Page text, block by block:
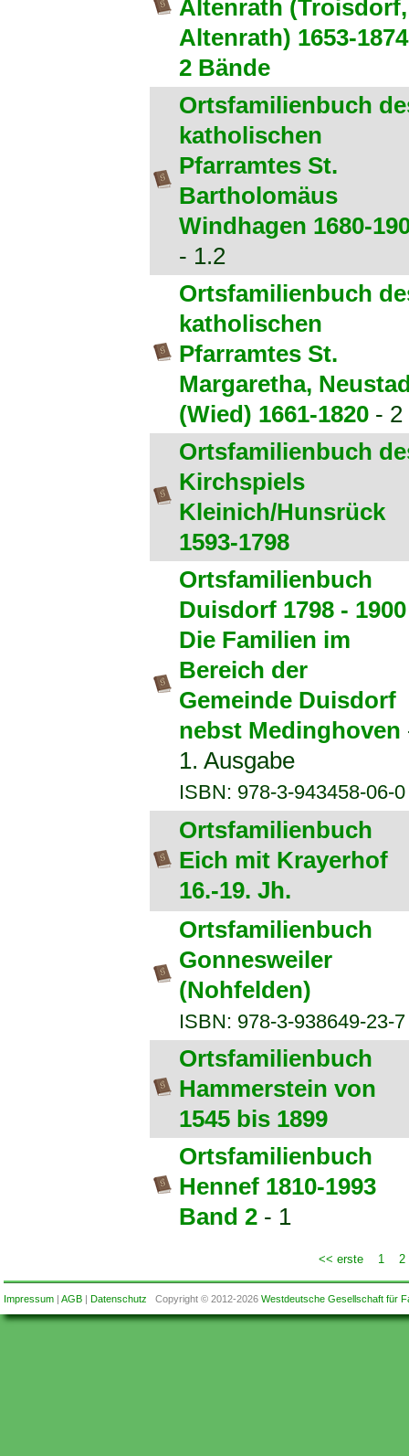
Altenrath (Troisdorf,
Altenrath) 1653-
2 Bände
Ortsfamilienbuch
katholischen
Pfarramtes St.
Bartholomäus
Windhagen 1680-
- 1.2
Ortsfamilienbuch
katholischen
Pfarramtes St.
Margaretha,
(Wied) 1661-1820- 2
Ortsfamilienbuch
Kirchspiels
Kleinich/Hunsrück
1593-1798
Ortsfamilienbuch
Duisdorf 1798 - 1900
Die Familien im
Bereich der
Gemeinde Duisdorf
nebst Medinghoven
1. Ausgabe
ISBN: 978-3-943458-06-0
Ortsfamilienbuch
Eich mit Krayerhof
16.-19. Jh.
Ortsfamilienbuch
Gonnesweiler
(Nohfelden)
ISBN: 978-3-938649-23-7
Ortsfamilienbuch
Hammerstein von
1545 bis 1899
Ortsfamilienbuch
Hennef 1810-1993
Band 2- 1
<< erste 1 2
Impressum| AGB| Datenschutz Copyright © 2012-2026 Westdeutsche Gesellschaft für